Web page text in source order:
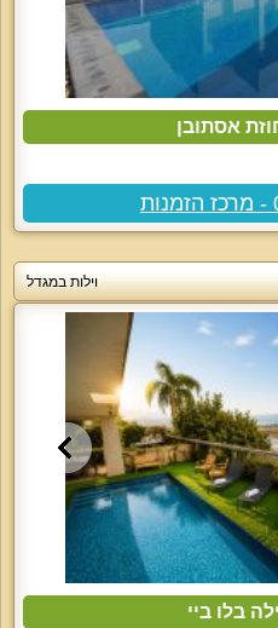
אסתובן
וילות במגדל
בלו ביי